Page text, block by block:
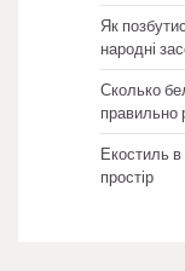
Як
народні
Сколько
правильно
Екостиль в
простір